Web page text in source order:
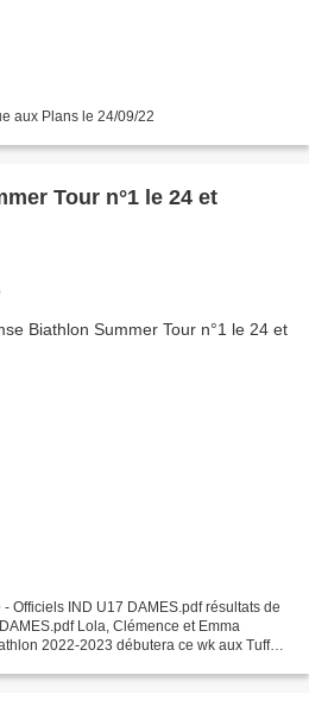
aux Plans le 24/09/22
Tour n°1 le 24 et
Officiels IND U17 DAMES.pdf résultats de
Lola, Clémence et Emma